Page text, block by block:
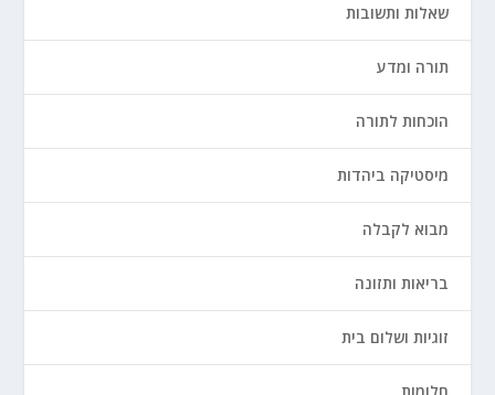
שאלות ותשובות
תורה ומדע
הוכחות לתורה
מיסטיקה ביהדות
מבוא לקבלה
בריאות ותזונה
זוגיות ושלום בית
חלומות